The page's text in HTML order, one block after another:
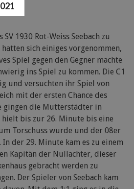
1930 Rot-Weiss Seebach zu
sich einiges vorgenommen,
Spiel gegen den Gegner machte
ins Spiel zu kommen. Die C1
und versuchten ihr Spiel von
mit der ersten Chance des
gingen die Mutterstädter in
bis zur 26. Minute bis eine
Torschuss wurde und der 08er
der 29. Minute kam es zu einem
Kapitän der Nullachter, dieser
gebracht werden zu
Der Spieler von Seebach kam